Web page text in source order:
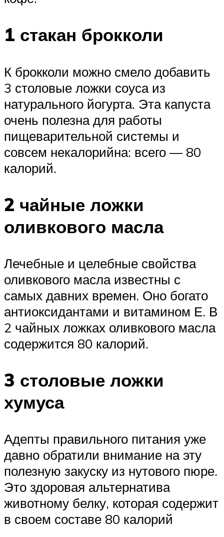
1 стакан брокколи
К брокколи можно смело добавить
3 столовые ложки соуса из
натурального йогурта. Эта капуста
очень полезна для работы
пищеварительной системы и
совсем некалорийна: всего — 80
калорий.
2 чайные ложки
оливкового масла
Лечебные и целебные свойства
оливкового масла известны с
самых давних времен. Оно богато
антиоксидантами и витамином Е. В
2 чайных ложках оливкового масла
содержится 80 калорий.
3 столовые ложки
хумуса
Адепты правильного питания уже
давно обратили внимание на эту
полезную закуску из нутового пюре.
Это здоровая альтернатива
животному белку, которая содержит
в своем составе 80 калорий